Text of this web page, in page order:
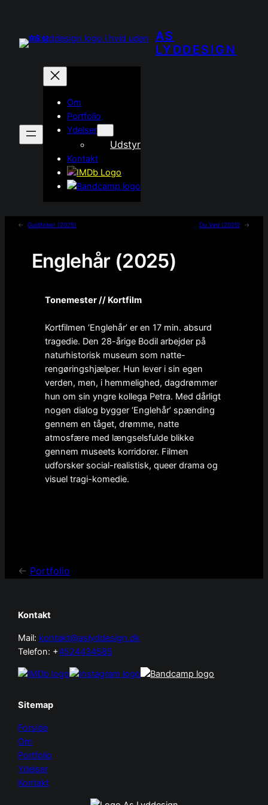
indhold
AS
LYDDESIGN
Om
Portfolio
Ydelser
Udstyr
Kontakt
← Guldfeber (2025) Du Ved (2025) →
Englehår (2025)
Tonemester // Kortfilm
Kortfilmen ‘Englehår’ er en 17 min. absurd
tragedie. Den 28-årige Bodil arbejder på
naturhistorisk museum som natte-
rengøringshjælper. Hun lever i sin egen
verden, men, i hemmelighed, dagdrømmer
hun om sin yngre kollega Petra. Med dårligt
nogen dialog bygger ‘Englehår’ spænding
gennem en tåget, drømme, natte
atmosfære med længselsfulde blikke
gennem museets korridorer. Filmen
udforsker social-realistisk, queer drama og
visuel tragi-komedie.
<- Portfolio
Kontakt
Mail: kontakt@aslyddesign.dk
Telefon: +4524434585
Sitemap
Forside
Om
Portfolio
Ydelser
Kontakt